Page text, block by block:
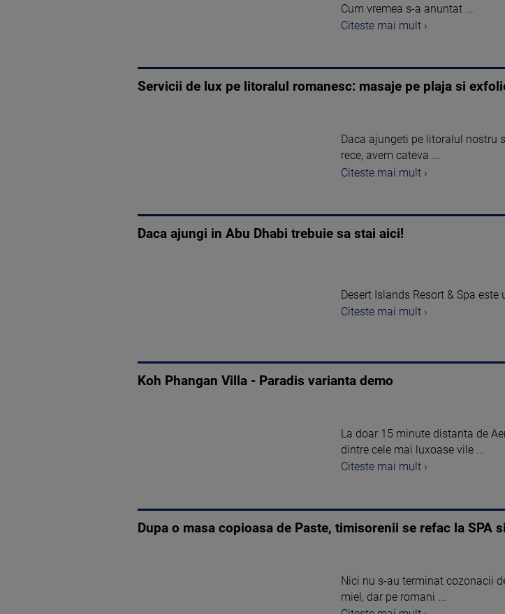
Cum vremea s-a anuntat ...
Citeste mai mult ›
Servicii de lux pe litoralul romanesc: masaje pe plaja si
Daca ajungeti pe litoralul nostru
rece, avem cateva ...
Citeste mai mult ›
Daca ajungi in Abu Dhabi trebuie sa stai aici!
Desert Islands Resort & Spa
Citeste mai mult ›
Koh Phangan Villa - Paradis varianta demo
La doar 15 minute distanta de
dintre cele mai luxoase vile ...
Citeste mai mult ›
Dupa o masa copioasa de Paste, timisorenii se refac la SPA
Nici nu s-au terminat cozonacii
miel, dar pe romani ...